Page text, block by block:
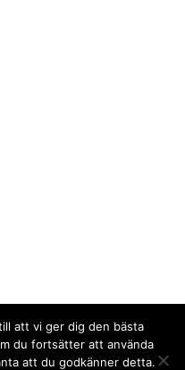
att vi ger dig den bästa
du fortsätter att använda
att du godkänner detta.